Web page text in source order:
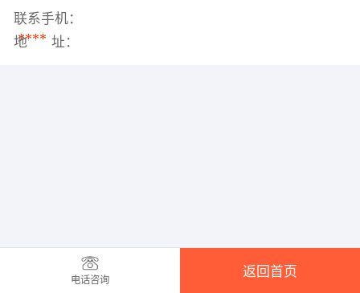
联系手机：
****
地 址：
电话咨询
返回首页